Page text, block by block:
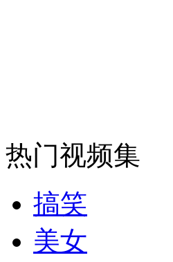
消防员救轻生者
纽约上演“枕头大战”
热门视频集
搞笑
美女